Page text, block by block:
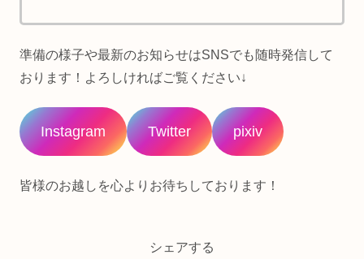
準備の様子や最新のお知らせはSNSでも随時発信して
おります！よろしければご覧ください↓
Instagram Twitter pixiv
皆様のお越しを心よりお待ちしております！
シェアする